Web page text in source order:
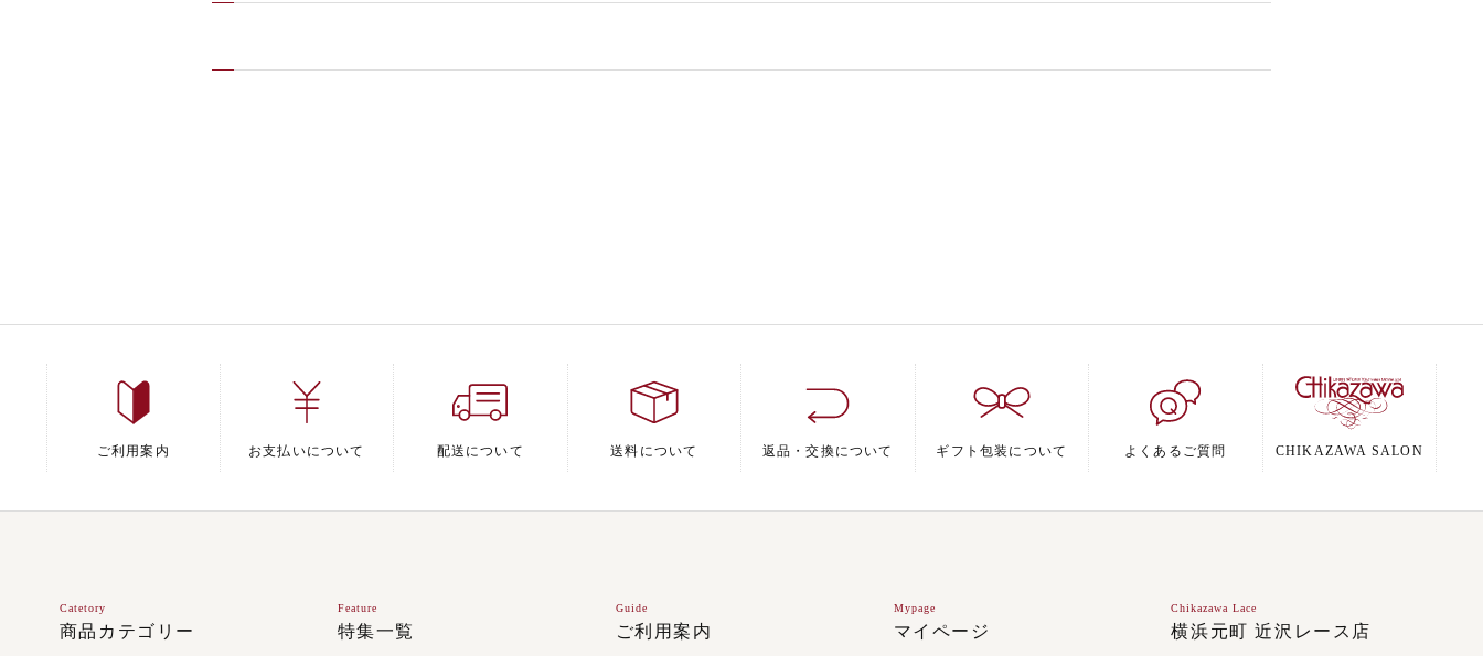
ご利用案内 お支払いについて 配送について 送料について 返品・交換について ギフト包装について よくあるご質問 CHIKAZAWA SALON
Catetory
商品カテゴリー
Feature
特集一覧
Guide
ご利用案内
Mypage
マイページ
Chikazawa Lace
横浜元町 近沢レース店